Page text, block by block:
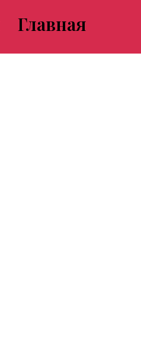
Главная